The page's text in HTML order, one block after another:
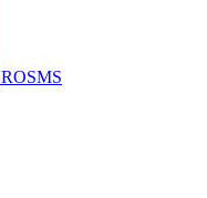
ROSMS